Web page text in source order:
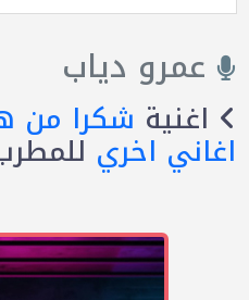
عمرو دياب
اغنية شكرا من
اغاني اخري